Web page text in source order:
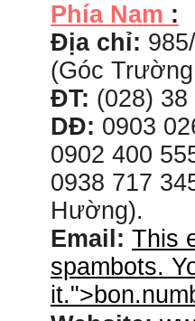
Phía Nam :
Địa chỉ:
(Góc
ĐT: (028)
DĐ: 0903
0902 400
0938 717
Hường).
Email: This
spambots.
it.">